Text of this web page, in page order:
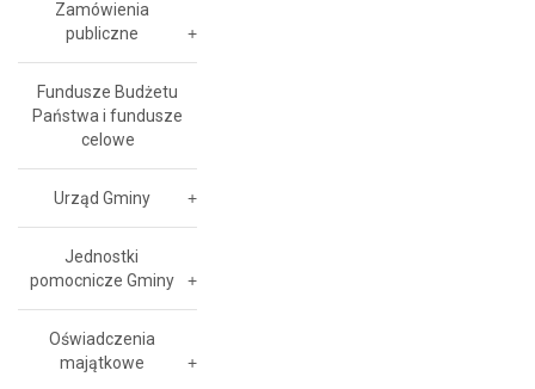
Zamówienia
publiczne
Fundusze Budżetu
Państwa i fundusze
celowe
Urząd Gminy
Jednostki
pomocnicze Gminy
Oświadczenia
majątkowe